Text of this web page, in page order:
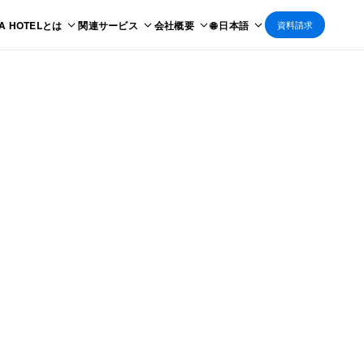
HOTELとは 関連サービス 会社概要 🌐 日本語 資料請求